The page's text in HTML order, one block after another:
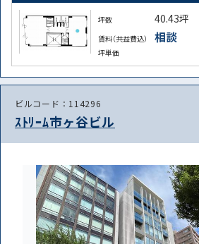
坪数 40.43坪
賃料（共益費込） 相談
坪単価
ビルコード：114296
ｽﾄﾘｰﾑ市ヶ谷ビル